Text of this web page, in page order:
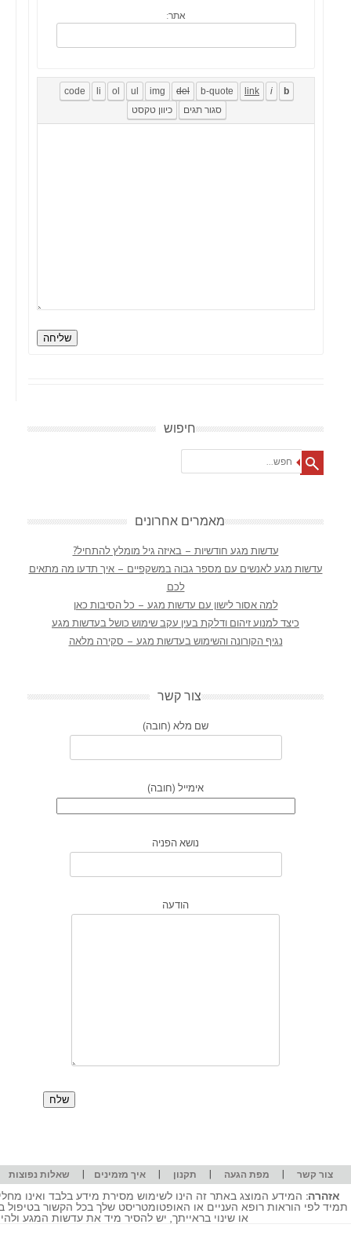
אתר:
שליחה
חיפוש
מאמרים אחרונים
עדשות מגע חודשיות – באיזה גיל מומלץ להתחיל?
עדשות מגע לאנשים עם מספר גבוה במשקפיים – איך תדעו מה מתאים
לכם
למה אסור לישון עם עדשות מגע – כל הסיבות כאן
כיצד למנוע זיהום ודלקת בעין עקב שימוש כושל בעדשות מגע
נגיף הקורונה והשימוש בעדשות מגע – סקירה מלאה
צור קשר
שם מלא (חובה)
אימייל (חובה)
נושא הפניה
הודעה
צור קשר | מפת הגעה | תקנון |איך מזמינים | שאלות נפוצות
אזהרה: המידע המוצג באתר זה הינו לשימוש מסירת מידע בלבד ואינו
תמיד לפי הוראות רופא העניים או האופטומטריסט שלך בכל הקשור
או שינוי בראייתך, יש להסיר מיד את עדשות המגע